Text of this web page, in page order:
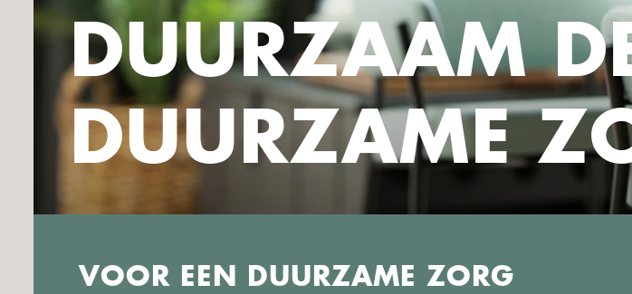
DUURZAAM
DUURZAME
VOOR EEN DUURZAME ZORG